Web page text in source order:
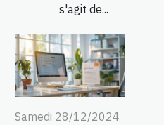
s'agit de...
Samedi 28/12/2024